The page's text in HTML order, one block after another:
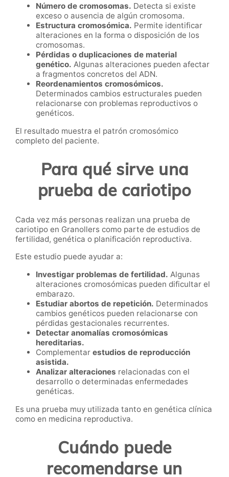
Número de cromosomas. Detecta si existe
exceso o ausencia de algún cromosoma.
Estructura cromosómica. Permite identificar
alteraciones en la forma o disposición de los
cromosomas.
Pérdidas o duplicaciones de material
genético. Algunas alteraciones pueden afectar
a fragmentos concretos del ADN.
Reordenamientos cromosómicos.
Determinados cambios estructurales pueden
relacionarse con problemas reproductivos o
genéticos.
El resultado muestra el patrón cromosómico
completo del paciente.
Para qué sirve una
prueba de cariotipo
Cada vez más personas realizan una prueba de
cariotipo en Granollers como parte de estudios de
fertilidad, genética o planificación reproductiva.
Este estudio puede ayudar a:
Investigar problemas de fertilidad. Algunas
alteraciones cromosómicas pueden dificultar el
embarazo.
Estudiar abortos de repetición. Determinados
cambios genéticos pueden relacionarse con
pérdidas gestacionales recurrentes.
Detectar anomalías cromosómicas
hereditarias.
Complementar estudios de reproducción
asistida.
Analizar alteraciones relacionadas con el
desarrollo o determinadas enfermedades
genéticas.
Es una prueba muy utilizada tanto en genética clínica
como en medicina reproductiva.
Cuándo puede
recomendarse un